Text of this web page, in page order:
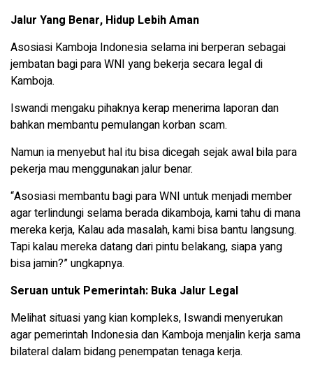
Jalur Yang Benar, Hidup Lebih Aman
Asosiasi Kamboja Indonesia selama ini berperan sebagai
jembatan bagi para WNI yang bekerja secara legal di
Kamboja.
Iswandi mengaku pihaknya kerap menerima laporan dan
bahkan membantu pemulangan korban scam.
Namun ia menyebut hal itu bisa dicegah sejak awal bila para
pekerja mau menggunakan jalur benar.
“Asosiasi membantu bagi para WNI untuk menjadi member
agar terlindungi selama berada dikamboja, kami tahu di mana
mereka kerja, Kalau ada masalah, kami bisa bantu langsung.
Tapi kalau mereka datang dari pintu belakang, siapa yang
bisa jamin?” ungkapnya.
Seruan untuk Pemerintah: Buka Jalur Legal
Melihat situasi yang kian kompleks, Iswandi menyerukan
agar pemerintah Indonesia dan Kamboja menjalin kerja sama
bilateral dalam bidang penempatan tenaga kerja.